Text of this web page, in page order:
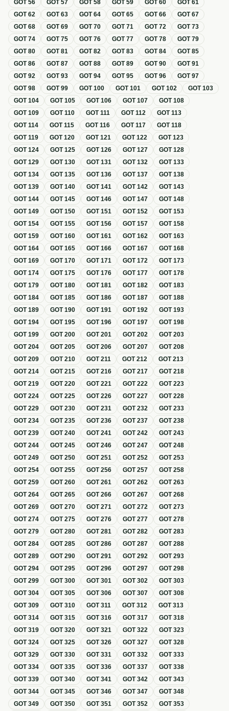
GOT56 GOT57 GOT58 GOT59 GOT60 GOT61
GOT62 GOT63 GOT64 GOT65 GOT66 GOT67
GOT68 GOT69 GOT70 GOT71 GOT72 GOT73
GOT74 GOT75 GOT76 GOT77 GOT78 GOT79
GOT80 GOT81 GOT82 GOT83 GOT84 GOT85
GOT86 GOT87 GOT88 GOT89 GOT90 GOT91
GOT92 GOT93 GOT94 GOT95 GOT96 GOT97
GOT98 GOT99 GOT100 GOT101 GOT102 GOT103
GOT104 GOT105 GOT106 GOT107 GOT108
GOT109 GOT110 GOT111 GOT112 GOT113
GOT114 GOT115 GOT116 GOT117 GOT118
GOT119 GOT120 GOT121 GOT122 GOT123
GOT124 GOT125 GOT126 GOT127 GOT128
GOT129 GOT130 GOT131 GOT132 GOT133
GOT134 GOT135 GOT136 GOT137 GOT138
GOT139 GOT140 GOT141 GOT142 GOT143
GOT144 GOT145 GOT146 GOT147 GOT148
GOT149 GOT150 GOT151 GOT152 GOT153
GOT154 GOT155 GOT156 GOT157 GOT158
GOT159 GOT160 GOT161 GOT162 GOT163
GOT164 GOT165 GOT166 GOT167 GOT168
GOT169 GOT170 GOT171 GOT172 GOT173
GOT174 GOT175 GOT176 GOT177 GOT178
GOT179 GOT180 GOT181 GOT182 GOT183
GOT184 GOT185 GOT186 GOT187 GOT188
GOT189 GOT190 GOT191 GOT192 GOT193
GOT194 GOT195 GOT196 GOT197 GOT198
GOT199 GOT200 GOT201 GOT202 GOT203
GOT204 GOT205 GOT206 GOT207 GOT208
GOT209 GOT210 GOT211 GOT212 GOT213
GOT214 GOT215 GOT216 GOT217 GOT218
GOT219 GOT220 GOT221 GOT222 GOT223
GOT224 GOT225 GOT226 GOT227 GOT228
GOT229 GOT230 GOT231 GOT232 GOT233
GOT234 GOT235 GOT236 GOT237 GOT238
GOT239 GOT240 GOT241 GOT242 GOT243
GOT244 GOT245 GOT246 GOT247 GOT248
GOT249 GOT250 GOT251 GOT252 GOT253
GOT254 GOT255 GOT256 GOT257 GOT258
GOT259 GOT260 GOT261 GOT262 GOT263
GOT264 GOT265 GOT266 GOT267 GOT268
GOT269 GOT270 GOT271 GOT272 GOT273
GOT274 GOT275 GOT276 GOT277 GOT278
GOT279 GOT280 GOT281 GOT282 GOT283
GOT284 GOT285 GOT286 GOT287 GOT288
GOT289 GOT290 GOT291 GOT292 GOT293
GOT294 GOT295 GOT296 GOT297 GOT298
GOT299 GOT300 GOT301 GOT302 GOT303
GOT304 GOT305 GOT306 GOT307 GOT308
GOT309 GOT310 GOT311 GOT312 GOT313
GOT314 GOT315 GOT316 GOT317 GOT318
GOT319 GOT320 GOT321 GOT322 GOT323
GOT324 GOT325 GOT326 GOT327 GOT328
GOT329 GOT330 GOT331 GOT332 GOT333
GOT334 GOT335 GOT336 GOT337 GOT338
GOT339 GOT340 GOT341 GOT342 GOT343
GOT344 GOT345 GOT346 GOT347 GOT348
GOT349 GOT350 GOT351 GOT352 GOT353